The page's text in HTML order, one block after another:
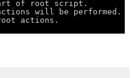
of root script.
will be performed.
actions.